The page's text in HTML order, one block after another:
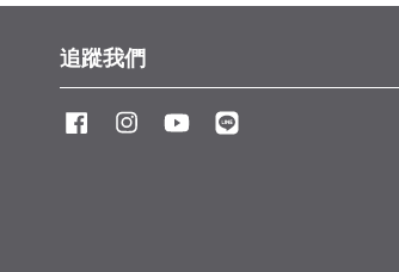
追蹤我們
FacebookInstagramYouTube